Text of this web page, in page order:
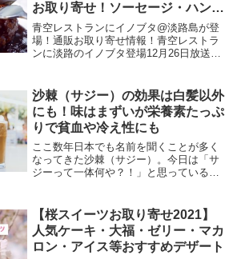
お取り寄せ！ソーセージ・ハンバ
ーグも
青空レストランにイノブタ@淡路島が登
場！通販お取り寄せ情報！青空レストラ
ンに淡路のイノブタ登場12月26日放送の
交配によりつくられた一代雑種。肉は脂
肪分が少なく、味はあ...
沙棘（サジー）の効果は白髪以外
にも！味はまずいが栄養素たっぷ
りで貧血や冷え性にも
ここ数年日本でも名前を聞くことが多く
なってきた沙棘（サジー）。今日は「サ
ジーって一体何や？！」と思っているあ
ついて書いてみたいと思います。 わたく
しカモ子は沙棘経験者。...
【桜スイーツお取り寄せ2021】
人気ケーキ・大福・ゼリー・マカ
ロン・アイス等おすすめデザート